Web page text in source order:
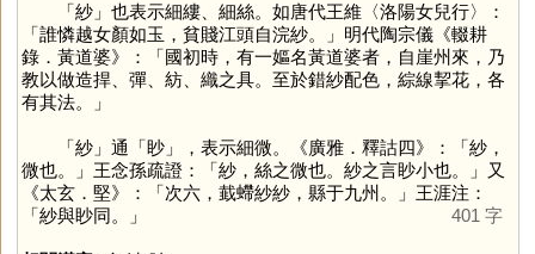
「紗」也表示細縷、細絲。如唐代王維〈洛陽女兒行〉：
「誰憐越女顏如玉，貧賤江頭自浣紗。」明代陶宗儀《輟耕
錄．黃道婆》：「國初時，有一嫗名黃道婆者，自崖州來，乃
教以做造捍、彈、紡、織之具。至於錯紗配色，綜線挈花，各
有其法。」
「紗」通「眇」，表示細微。《廣雅．釋詁四》：「紗，
微也。」王念孫疏證：「紗，絲之微也。紗之言眇小也。」又
《太玄．堅》：「次六，韯螮紗紗，縣于九州。」王涯注：
「紗與眇同。」
401 字